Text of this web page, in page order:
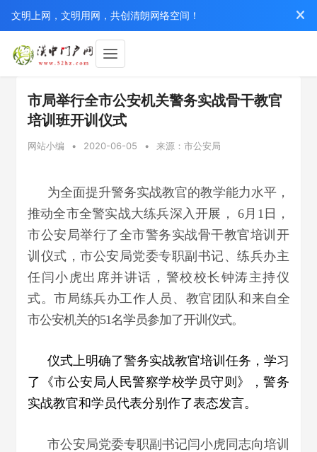
文明上网，文明用网，共创清朗网络空间！
市局举行全市公安机关警务实战骨干教官
培训班开训仪式
网站小编 • 2020-06-05 • 来源：市公安局
为全面提升警务实战教官的教学能力水平，
推动全市全警实战大练兵深入开展， 6月1日，
市公安局举行了全市警务实战骨干教官培训开
训仪式，市公安局党委专职副书记、练兵办主
任闫小虎出席并讲话，警校校长钟涛主持仪
式。市局练兵办工作人员、教官团队和来自全
市公安机关的51名学员参加了开训仪式。
仪式上明确了警务实战教官培训任务，学习
了《市公安局人民警察学校学员守则》，警务
实战教官和学员代表分别作了表态发言。
市公安局党委专职副书记闫小虎同志向培训